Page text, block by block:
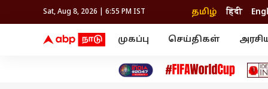
Sat, Aug 8, 2026 | 6:55 PM IST தமிழ் हिंदी
முகப்பு செய்திகள்